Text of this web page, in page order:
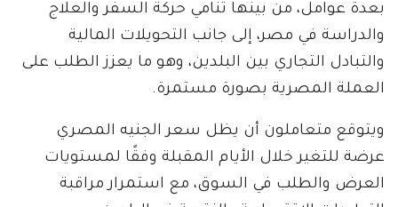
بعدة عوامل، من بينها تنامي حركة السفر والعلاج
والدراسة في مصر، إلى جانب التحويلات المالية
والتبادل التجاري بين البلدين، وهو ما يعزز الطلب على
العملة المصرية بصورة مستمرة.
ويتوقع متعاملون أن يظل سعر الجنيه المصري
عرضة للتغير خلال الأيام المقبلة وفقًا لمستويات
العرض والطلب في السوق، مع استمرار مراقبة